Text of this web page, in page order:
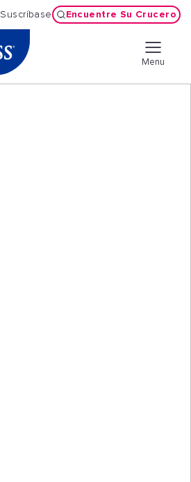
Suscríbase Encuentre Su Crucero
Menu